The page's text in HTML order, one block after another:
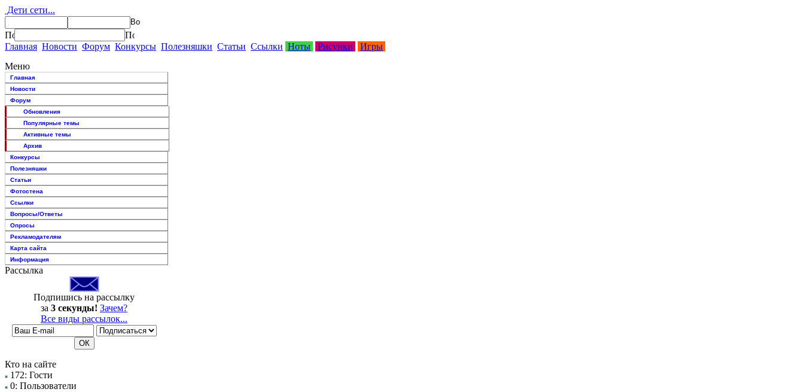
Дети сети...
Главная Новости Форум Конкурсы Полезняшки Статьи Ссылки Ноты Рисунки
Игры
Меню
Главная
Новости
Форум
Обновления
Популярные темы
Активные темы
Архив
Конкурсы
Полезняшки
Статьи
Фотостена
Ссылки
Вопросы/Ответы
Опросы
Рекламодателям
Карта сайта
Информация
Рассылка
Подпишись на рассылку
за 3 секунды! Зачем?
Все виды рассылок...
Кто на сайте
172: Гости
0: Пользователи